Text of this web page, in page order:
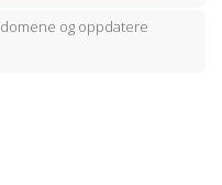
og oppdatere